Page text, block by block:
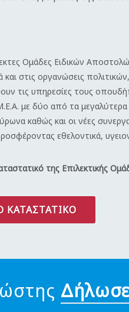
Ομάδες Ειδικών
και στις οργανώσεις
τις υπηρεσίες τους
με δύο από τα
καθώς και οι νέες
εθελοντικά,
της Επιλεκτικής
ΚΑΤΑΣΤΑΤΙΚΌ